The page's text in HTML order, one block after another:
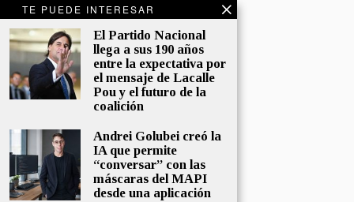
TE PUEDE INTERESAR
El Partido Nacional
llega a sus 190 años
entre la expectativa por
el mensaje de Lacalle
Pou y el futuro de la
coalición
Andrei Golubei creó la
IA que permite
“conversar” con las
máscaras del MAPI
desde una aplicación
Diario:Facebook: /diariolaruy
@diariolar_uy
Departamento Comercial:
comercial@grupormultimedio.com
avisos@grupormultimedio.com
Administración:
administracion@grupormultimedio.com